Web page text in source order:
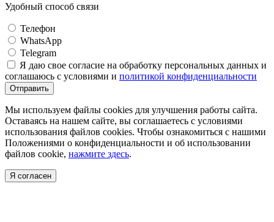
Удобный способ связи
Телефон
WhatsApp
Telegram
Я даю свое согласие на обработку персональных данных и
соглашаюсь с условиями и политикой конфиденциальности
Отправить
Мы используем файлы cookies для улучшения работы сайта.
Оставаясь на нашем сайте, вы соглашаетесь с условиями
использования файлов cookies. Чтобы ознакомиться с нашими
Положениями о конфиденциальности и об использовании
файлов cookie, нажмите здесь.
Я согласен